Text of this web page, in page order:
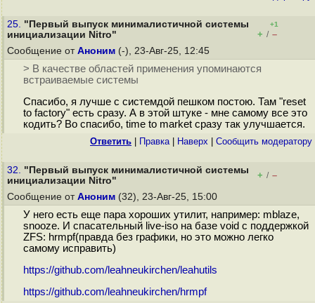
25. "Первый выпуск минималистичной системы
инициализации Nitro"
+1
+ / –
Сообщение от Аноним (-), 23-Авг-25, 12:45
> В качестве областей применения упоминаются
встраиваемые системы
Спасибо, я лучше с системдой пешком постою. Там "reset
to factory" есть сразу. А в этой штуке - мне самому все это
кодить? Во спасибо, time to market сразу так улучшается.
Ответить Правка| Наверх Cообщить модератору
32. "Первый выпуск минималистичной системы
инициализации Nitro"
+ / –
Сообщение от Аноним (32), 23-Авг-25, 15:00
У него есть еще пара хороших утилит, например: mblaze,
snooze. И спасательный live-iso на базе void с поддержкой
ZFS: hrmpf(правда без графики, но это можно легко
самому исправить)
https://github.com/leahneukirchen/leahutils
https://github.com/leahneukirchen/hrmpf